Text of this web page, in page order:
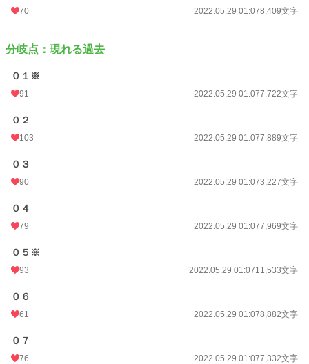
70 2022.05.29 01:078,409文字
分岐点：現れる過去
０１※
91 2022.05.29 01:077,722文字
０２
103 2022.05.29 01:077,889文字
０３
90 2022.05.29 01:073,227文字
０４
79 2022.05.29 01:077,969文字
０５※
93 2022.05.29 01:0711,533文字
０６
61 2022.05.29 01:078,882文字
０７
76 2022.05.29 01:077,332文字